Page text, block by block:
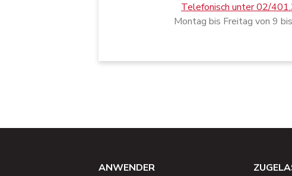
Telefonisch unter 02/
Montag bis Freitag von 9
ANWENDER